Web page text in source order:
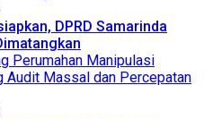
DPRD Samarinda